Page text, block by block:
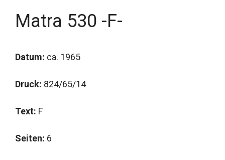
Matra 530 -F-
Datum: ca. 1965
Druck: 824/65/14
Text: F
Seiten: 6